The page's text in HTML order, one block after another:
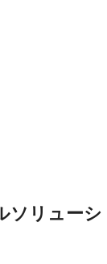
ソリューシ